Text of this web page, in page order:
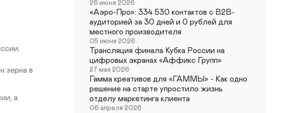
зерна в
а
26 июня 2026
«Аэро-Про»: 334 530 контактов с B2B-
аудиторией за 30 дней и 0 рублей для
местного производителя
05 июня 2026
Трансляция финала Кубка России на
цифровых экранах «Аффикс Групп»
27 мая 2026
Гамма креативов для «ГАММЫ» - Как одно
решение на старте упростило жизнь
отделу маркетинга клиента
06 апреля 2026